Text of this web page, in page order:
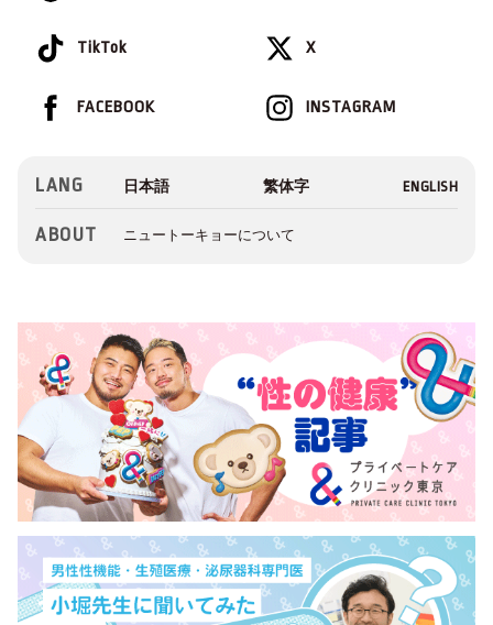
TikTok X
INSTAGRAM
FACEBOOK
LANG
ABOUT ニュートーキョーについて